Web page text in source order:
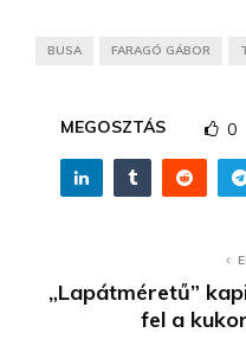
BUSA FARAGÓ GÁBOR
MEGOSZTÁS 0
„Lapátméretű”
fel a